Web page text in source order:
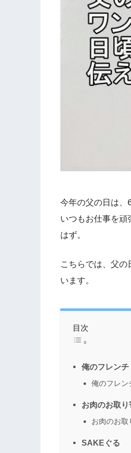
今年の父の日は、
いつもお仕事を頑
はず。
こちらでは、父
います。
目次
俺のフレンチ
俺のフレン
お肉のお取り
お肉のお取
SAKEぐる